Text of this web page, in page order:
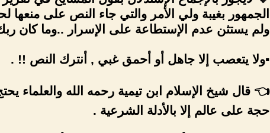
الجمهور بغيبة ولي الأمر والتي جاء النص على
ولم يستثن عدم الإستطاعة على الإسرار ..وما كان
▪️ولا يتعصب إلا جاهل أو أحمق غبي , أنترك النص !! .
👈 ‏قال شيخ الإسلام ابن تيمية رحمه الله والعلماء
حجة على عالم إلا بالأدلة الشرعية .